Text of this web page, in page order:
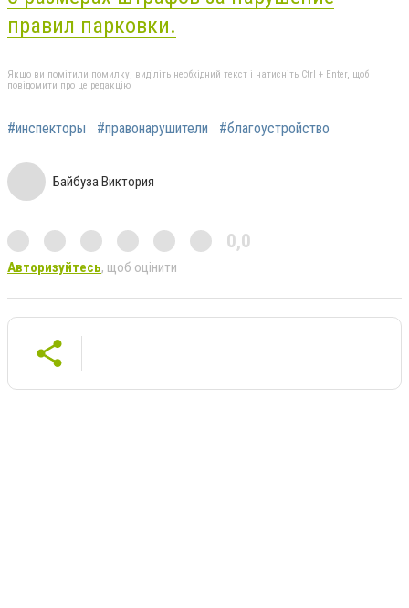
правил парковки.
Якщо ви помітили помилку, виділіть необхідний текст і натисніть Ctrl + Enter, щоб
повідомити про це редакцію
#инспекторы #правонарушители #благоустройство
Байбуза Виктория
0,0
Авторизуйтесь, щоб оцінити